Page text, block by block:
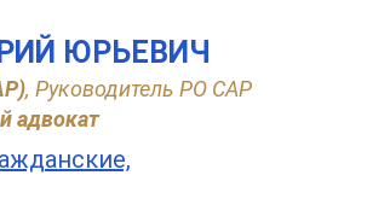
ЮРЬЕВИЧ
, Руководитель РО САР
адвокат